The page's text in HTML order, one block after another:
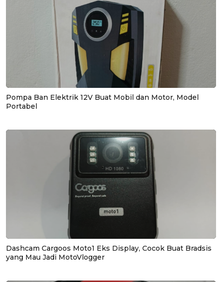
Pompa Ban Elektrik 12V Buat Mobil dan Motor, Model
Portabel
Dashcam Cargoos Moto1 Eks Display, Cocok Buat Bradsis
yang Mau Jadi MotoVlogger